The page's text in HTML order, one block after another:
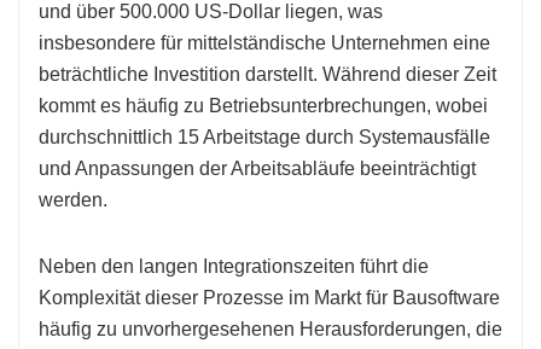
und über 500.000 US-Dollar liegen, was
insbesondere für mittelständische Unternehmen eine
beträchtliche Investition darstellt. Während dieser Zeit
kommt es häufig zu Betriebsunterbrechungen, wobei
durchschnittlich 15 Arbeitstage durch Systemausfälle
und Anpassungen der Arbeitsabläufe beeinträchtigt
werden.
Neben den langen Integrationszeiten führt die
Komplexität dieser Prozesse im Markt für Bausoftware
häufig zu unvorhergesehenen Herausforderungen, die